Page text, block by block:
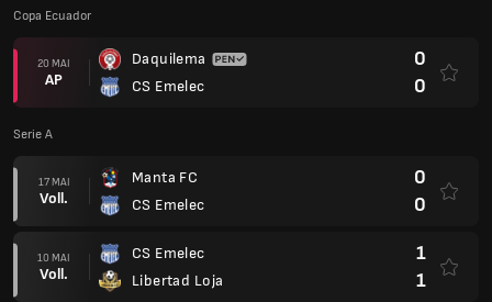
Copa Ecuador
20 MAI
AP
Daquilema
CS Emelec
0
0
Serie A
17 MAI
Voll.
Manta FC
CS Emelec
0
0
10 MAI
Voll.
CS Emelec
Libertad Loja
1
1